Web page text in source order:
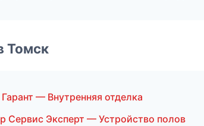
Томск
— Внутренняя отделка
Сервис Эксперт — Устройство полов